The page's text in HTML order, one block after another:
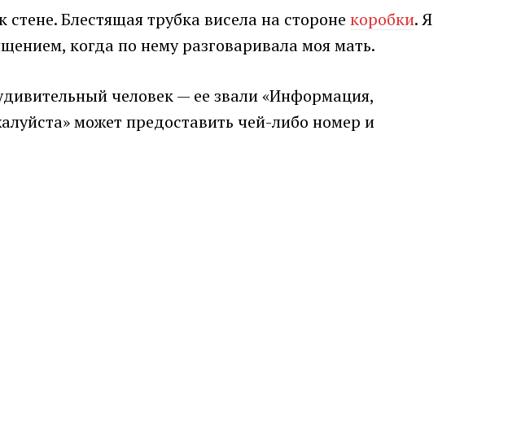
Блестящая трубка висела на стороне коробки. Я
когда по нему разговаривала моя мать.
человек — ее звали «Информация,
может предоставить чей-либо номер и